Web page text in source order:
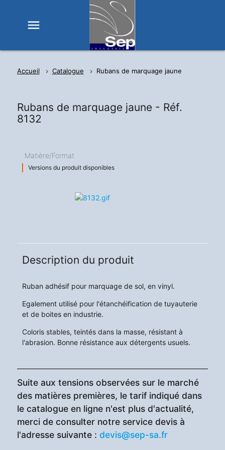
menu
Accueil Catalogue Rubans de marquage jaune
Rubans de marquage jaune - Réf.
8132
Matière/Format
Versions du produit disponibles
Description du produit
Ruban adhésif pour marquage de sol, en vinyl.
Egalement utilisé pour l'étanchéification de tuyauterie
et de boites en industrie.
Coloris stables, teintés dans la masse, résistant à
l'abrasion. Bonne résistance aux détergents usuels.
Suite aux tensions observées sur le marché
des matières premières, le tarif indiqué dans
le catalogue en ligne n'est plus d'actualité,
merci de consulter notre service devis à
l'adresse suivante : devis@sep-sa.fr